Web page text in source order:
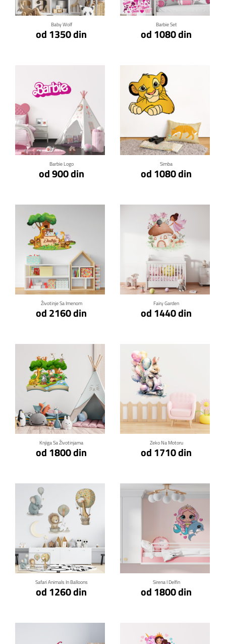
Baby Wolf
od 1350 din
Barbie Set
od 1080 din
Barbie Logo
od 900 din
Klikni za detalje
Simba
od 1080 din
Klikni za detalje
Životinje Sa Imenom
od 2160 din
Klikni za detalje
Fairy Garden
od 1440 din
Klikni za detalje
Knjiga Sa Životinjama
od 1800 din
Klikni za detalje
Zeko Na Motoru
od 1710 din
Klikni za detalje
Safari Animals In Balloons
od 1260 din
Klikni za detalje
Sirena I Delfin
od 1800 din
Klikni za detalje